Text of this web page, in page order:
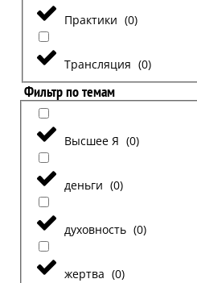
Практики (0)
Трансляция (0)
Фильтр по темам
Высшее Я (0)
деньги (0)
духовность (0)
жертва (0)